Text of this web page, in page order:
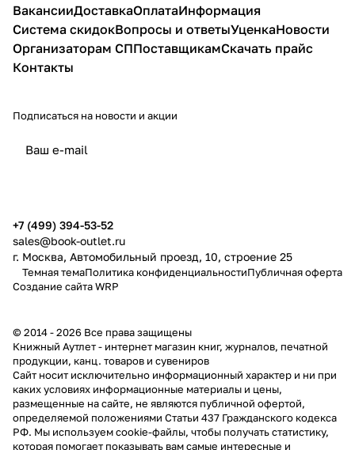
ВакансииДоставкаОплатаИнформация
Система скидокВопросы и ответыУценкаНовости
Организаторам СППоставщикамСкачать прайс
Контакты
Подписаться на новости и акции
+7 (499) 394-53-52
sales@book-outlet.ru
г. Москва, Автомобильный проезд, 10, строение 25
Темная темаПолитика конфиденциальностиПубличная оферта
Создание сайтаWRP
© 2014 - 2026 Все права защищены
Книжный Аутлет - интернет магазин книг, журналов, печатной
продукции, канц. товаров и сувениров
Cайт носит исключительно информационный характер и ни при
каких условиях информационные материалы и цены,
размещенные на сайте, не являются публичной офертой,
определяемой положениями Статьи 437 Гражданского кодекса
РФ. Мы используем cookie-файлы, чтобы получать статистику,
которая помогает показывать вам самые интересные и